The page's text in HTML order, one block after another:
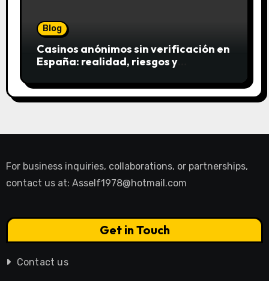
Blog
Casinos anónimos sin verificación en
España: realidad, riesgos y
For business inquiries, collaborations, or partnerships,
contact us at: Asself1978@hotmail.com
Get in Touch
Contact us